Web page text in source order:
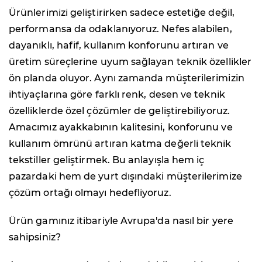
Ürünlerimizi geliştirirken sadece estetiğe değil,
performansa da odaklanıyoruz. Nefes alabilen,
dayanıklı, hafif, kullanım konforunu artıran ve
üretim süreçlerine uyum sağlayan teknik özellikler
ön planda oluyor. Aynı zamanda müşterilerimizin
ihtiyaçlarına göre farklı renk, desen ve teknik
özelliklerde özel çözümler de geliştirebiliyoruz.
Amacımız ayakkabının kalitesini, konforunu ve
kullanım ömrünü artıran katma değerli teknik
tekstiller geliştirmek. Bu anlayışla hem iç
pazardaki hem de yurt dışındaki müşterilerimize
çözüm ortağı olmayı hedefliyoruz.
Ürün gamınız itibariyle Avrupa'da nasıl bir yere
sahipsiniz?